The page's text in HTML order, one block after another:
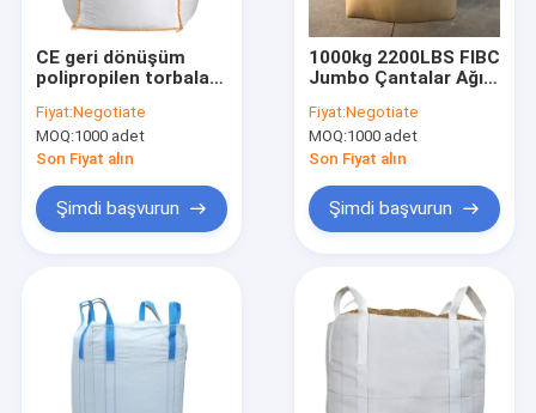
Ürünler
CE geri dönüşüm
polipropilen torbalar,
kum torbaları
Fiyat:Negotiate
MOQ:1000 adet
Son Fiyat alın
Şimdi başvurun
1000kg 2200LBS FIBC
Jumbo Çantalar Ağır
Toplu Taşıma
Konteyneri
Fiyat:Negotiate
MOQ:1000 adet
Son Fiyat alın
Şimdi başvurun